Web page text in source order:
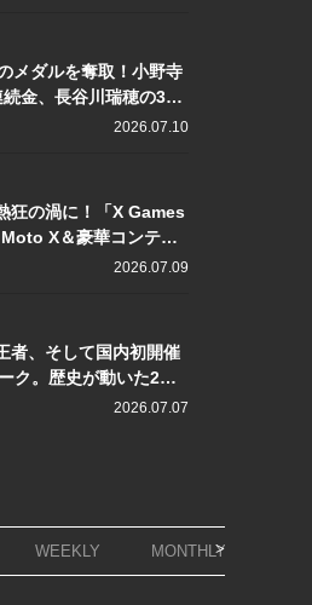
メダルを奪取！小野寺
金、長谷川瑞穂の3メ
々の快挙をプレイバッ
2026.07.10
狂の渦に！「X Games
X＆豪華コンテン
2026.07.09
者、そして国内初開催
ク。歴史が動いた2日
2026.07.07
WEEKLY MONTHLY